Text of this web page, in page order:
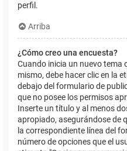
perfil.
Arriba
¿Cómo creo una encuesta?
Cuando inicia un nuevo tema
mismo, debe hacer clic en la
debajo del formulario de
que no posee los permisos
Inserte un título y al menos
apropiado, asegurándose de
la correspondiente línea del
número de opciones que el